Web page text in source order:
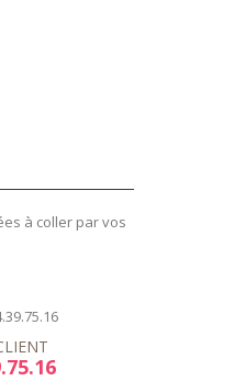
à coller par vos